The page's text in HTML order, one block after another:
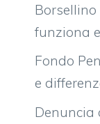
Borsellino
funziona
Fondo
e
Denuncia